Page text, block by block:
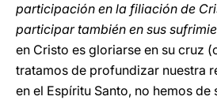
participación en la filiación de
participar también en sus
en Cristo es gloriarse en su cruz
tratamos de profundizar nuestra
en el Espíritu Santo, no hemos de